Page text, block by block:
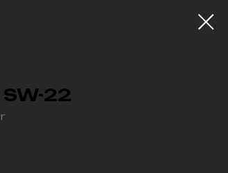
22